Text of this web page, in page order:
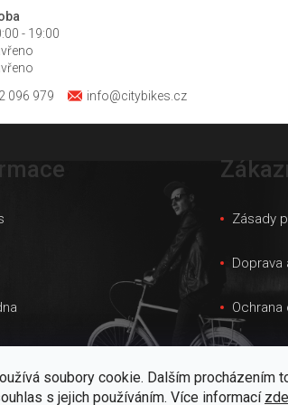
soubory cookie. Dalším procházením
s jejich používáním. Více informací zde
- 19:00
096 979
info@citybikes.cz
velikostí
Zásady
Doprava
Ochrana